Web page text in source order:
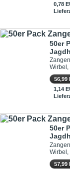
0,78
50er
Wirbel,
56,99
1,14
50er
Wirbel,
57,99